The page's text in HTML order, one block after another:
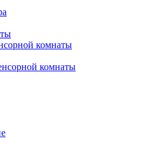
комнаты
комнаты